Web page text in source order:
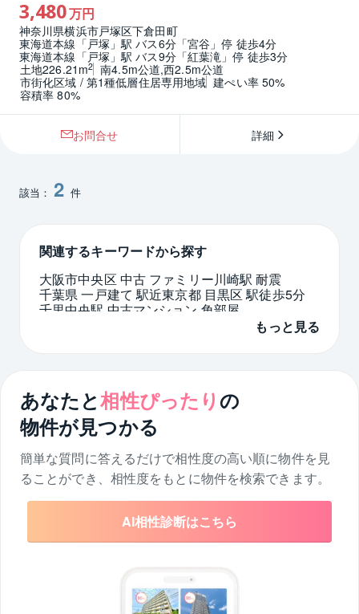
3,480万円
神奈川県横浜市戸塚区下倉田町
東海道本線「戸塚」駅 バス6分「宮谷」停 徒歩4分
東海道本線「戸塚」駅 バス9分「紅葉滝」停 徒歩3分
土地226.21m2 南4.5m公道,西2.5m公道
市街化区域 / 第1種低層住居専用地域 建ぺい率 50%
容積率 80%
お問合せ 詳細
該当： 2 件
関連するキーワードから探す
大阪市中央区 中古 ファミリー川崎駅 耐震
千葉県 一戸建て 駅近東京都 目黒区 駅徒歩5分
千里中央駅 中古マンション 角部屋
大規模マンション 3LDK 横浜市 港北区もっと見る
あなたと相性ぴったり の
物件が見つかる
簡単な質問に答えるだけで相性度の高い順に物件を 見
ることができ、相性度をもとに物件を検索できます。
AI相性診断はこちら